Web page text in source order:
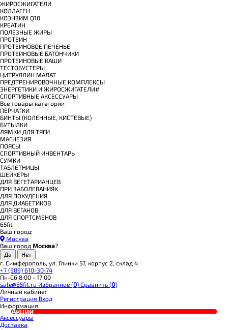
ЖИРОСЖИГАТЕЛИ
КОЛЛАГЕН
КОЭНЗИМ Q10
КРЕАТИН
ПОЛЕЗНЫЕ ЖИРЫ
ПРОТЕИН
ПРОТЕИНОВОЕ ПЕЧЕНЬЕ
ПРОТЕИНОВЫЕ БАТОНЧИКИ
ПРОТЕИНОВЫЕ КАШИ
ТЕСТОБУСТЕРЫ
ЦИТРУЛЛИН МАЛАТ
ПРЕДТРЕНИРОВОЧНЫЕ КОМПЛЕКСЫ
ЭНЕРГЕТИКИ И ЖИРОСЖИГАТЕЛИ#
СПОРТИВНЫЕ АКСЕССУАРЫ
Все товары категории
ПЕРЧАТКИ
БИНТЫ (КОЛЕННЫЕ, КИСТЕВЫЕ)
БУТЫЛКИ
ЛЯМКИ ДЛЯ ТЯГИ
МАГНЕЗИЯ
ПОЯСЫ
СПОРТИВНЫЙ ИНВЕНТАРЬ
СУМКИ
ТАБЛЕТНИЦЫ
ШЕЙКЕРЫ
ДЛЯ ВЕГЕТАРИАНЦЕВ
ПРИ ЗАБОЛЕВАНИЯХ
ДЛЯ ПОХУДЕНИЯ
ДЛЯ ДИАБЕТИКОВ
ДЛЯ ВЕГАНОВ
ДЛЯ СПОРТСМЕНОВ
65fit
Ваш город:
Москва
Ваш город Москва?
г. Симферополь, ул. Глинки 57, корпус 2, склад 4
+7 (989) 610-30-74
Пн-Сб 8:00 - 17:00
sale@65fit.ru Избранное (0) Сравнить (0)
Личный кабинет
Регистрация Вход
Информация
Акции
Аксессуары
Доставка